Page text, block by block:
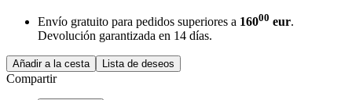
Envío gratuito para pedidos superiores a 16000 eur.
Devolución garantizada en 14 días.
Añadir a la cesta Lista de deseos
Compartir